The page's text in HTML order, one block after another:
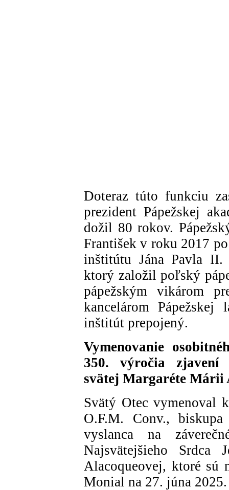
Doteraz túto funkciu
prezident Pápežskej
dožil 80 rokov.
František v roku 2017
inštitútu Jána Pavla II.
ktorý založil poľský
pápežským vikárom
kancelárom
inštitút prepojený.
Vymenovanie
350. výročia zjavení
svätej Margaréte Márii
Svätý Otec vymenoval
O.F.M. Conv.,
vyslanca na
Najsvätejšieho Srdca
Alacoqueovej, ktoré sú
Monial na 27. júna 2025.